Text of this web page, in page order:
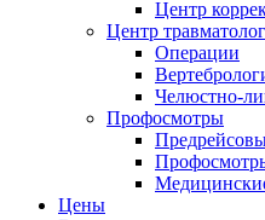
Центр
Центр
Операции
Челюстно-
Профосмотры
Цены